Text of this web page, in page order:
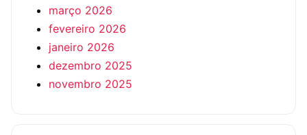
março 2026
fevereiro 2026
janeiro 2026
dezembro 2025
novembro 2025